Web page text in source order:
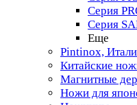
Серия
Серия
Еще
Pintinox,
Китайские
Магнитные
Ножи для